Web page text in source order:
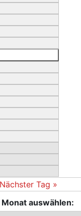
Nächster Tag »
Monat auswählen: